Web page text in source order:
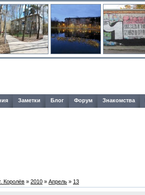
Заметки Блог Форум Знакомства
Королёв » 2010 » Апрель » 13